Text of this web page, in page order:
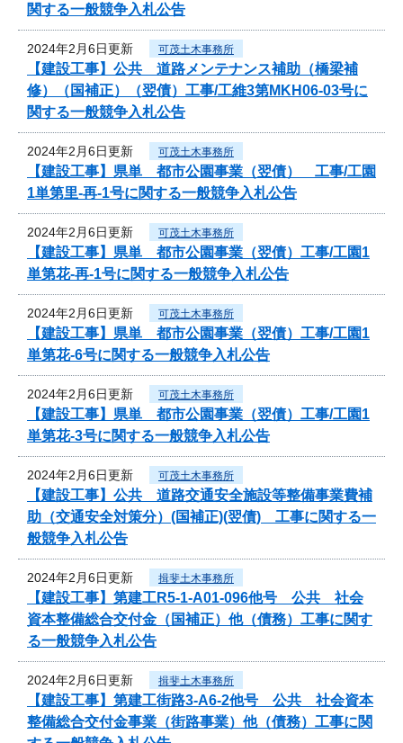
関する一般競争入札公告
2024年2月6日更新 可茂土木事務所
【建設工事】公共 道路メンテナンス補助（橋梁補
修）（国補正）（翌債）工事/工維3第MKH06-03号に
関する一般競争入札公告
2024年2月6日更新 可茂土木事務所
【建設工事】県単 都市公園事業（翌債） 工事/工園
1単第里-再-1号に関する一般競争入札公告
2024年2月6日更新 可茂土木事務所
【建設工事】県単 都市公園事業（翌債）工事/工園1
単第花-再-1号に関する一般競争入札公告
2024年2月6日更新 可茂土木事務所
【建設工事】県単 都市公園事業（翌債）工事/工園1
単第花-6号に関する一般競争入札公告
2024年2月6日更新 可茂土木事務所
【建設工事】県単 都市公園事業（翌債）工事/工園1
単第花-3号に関する一般競争入札公告
2024年2月6日更新 可茂土木事務所
【建設工事】公共 道路交通安全施設等整備事業費補
助（交通安全対策分）(国補正)(翌債) 工事に関する一
般競争入札公告
2024年2月6日更新 揖斐土木事務所
【建設工事】第建工R5-1-A01-096他号 公共 社会
資本整備総合交付金（国補正）他（債務）工事に関す
る一般競争入札公告
2024年2月6日更新 揖斐土木事務所
【建設工事】第建工街路3-A6-2他号 公共 社会資本
整備総合交付金事業（街路事業）他（債務）工事に関